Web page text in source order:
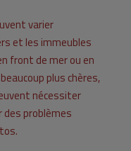
varier
et les immeubles
front de mer ou en
plus chères,
nécessiter
problèmes